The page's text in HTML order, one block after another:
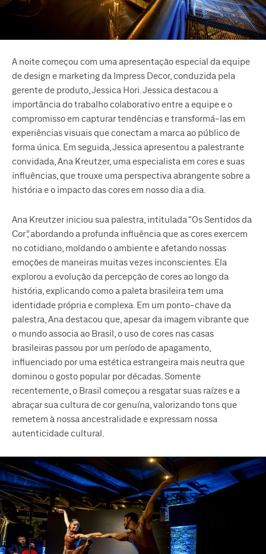
A noite começou com uma apresentação especial da equipe
de design e marketing da Impress Decor, conduzida pela
gerente de produto, Jessica Hori. Jessica destacou a
importância do trabalho colaborativo entre a equipe e o
compromisso em capturar tendências e transformá-las em
experiências visuais que conectam a marca ao público de
forma única. Em seguida, Jessica apresentou a palestrante
convidada, Ana Kreutzer, uma especialista em cores e suas
influências, que trouxe uma perspectiva abrangente sobre a
história e o impacto das cores em nosso dia a dia.
Ana Kreutzer iniciou sua palestra, intitulada “Os Sentidos da
Cor”, abordando a profunda influência que as cores exercem
no cotidiano, moldando o ambiente e afetando nossas
emoções de maneiras muitas vezes inconscientes. Ela
explorou a evolução da percepção de cores ao longo da
história, explicando como a paleta brasileira tem uma
identidade própria e complexa. Em um ponto-chave da
palestra, Ana destacou que, apesar da imagem vibrante que
o mundo associa ao Brasil, o uso de cores nas casas
brasileiras passou por um período de apagamento,
influenciado por uma estética estrangeira mais neutra que
dominou o gosto popular por décadas. Somente
recentemente, o Brasil começou a resgatar suas raízes e a
abraçar sua cultura de cor genuína, valorizando tons que
remetem à nossa ancestralidade e expressam nossa
autenticidade cultural.